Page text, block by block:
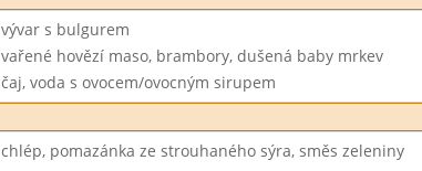
vývar s bulgurem
vařené hovězí maso, brambory, dušená baby mrkev
čaj, voda s ovocem/ovocným sirupem
chlép, pomazánka ze strouhaného sýra, směs zeleniny